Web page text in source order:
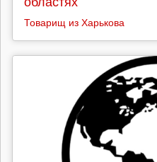
Товарищ из Харькова